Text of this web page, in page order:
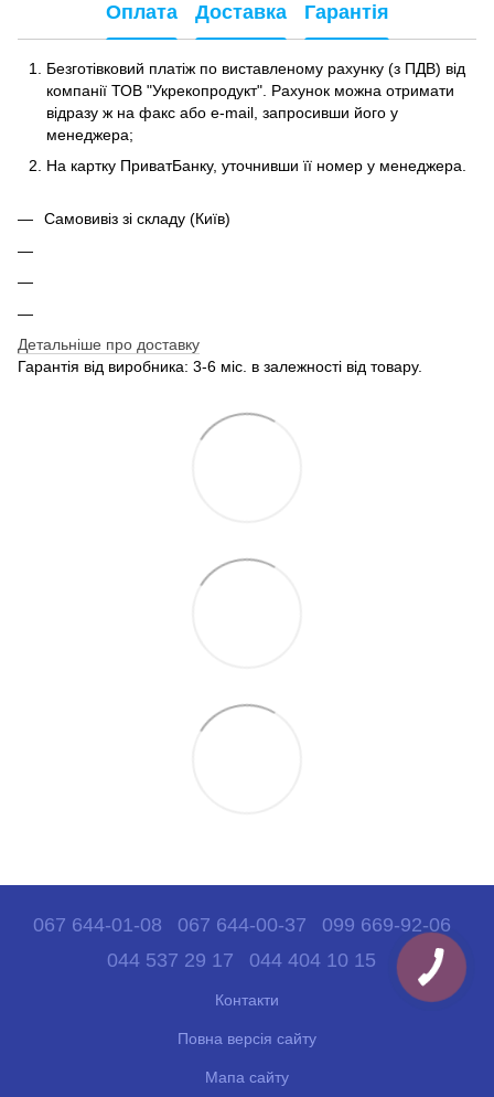
Оплата Доставка Гарантія
Безготівковий платіж по виставленому рахунку (з ПДВ) від
компанії ТОВ "Укрекопродукт". Рахунок можна отримати
відразу ж на факс або e-mail, запросивши його у
менеджера;
На картку ПриватБанку, уточнивши її номер у менеджера.
Самовивіз зі складу (Київ)
Детальніше про доставку
Гарантія від виробника: 3-6 міс. в залежності від товару.
067 644-01-08 067 644-00-37
099 669-92-06
044 537 29 17
044 404 10 15
Контакти
Повна версія сайту
Мапа сайту